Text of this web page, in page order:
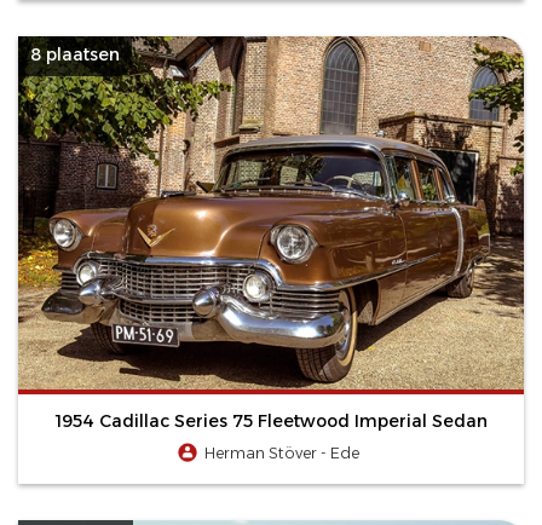
8 plaatsen
1954 Cadillac Series 75 Fleetwood Imperial Sedan
Herman Stöver - Ede